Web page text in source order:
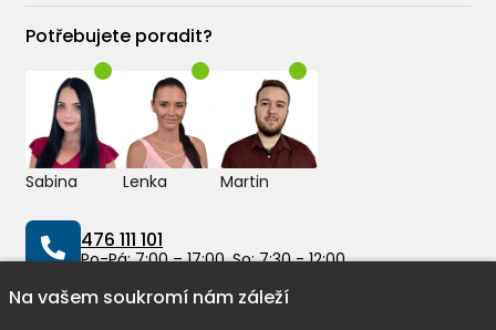
Potřebujete poradit?
Sabina Lenka Martin
476 111 101
Po-Pá: 7:00 – 17:00, So: 7:30 - 12:00
Na vašem soukromí nám záleží